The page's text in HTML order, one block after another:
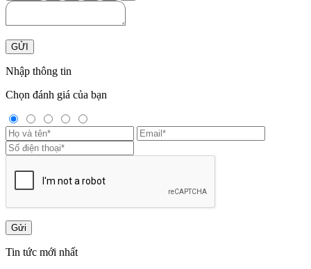
GỬI
Nhập thông tin
Chọn đánh giá của bạn
Gửi
Tin tức mới nhất